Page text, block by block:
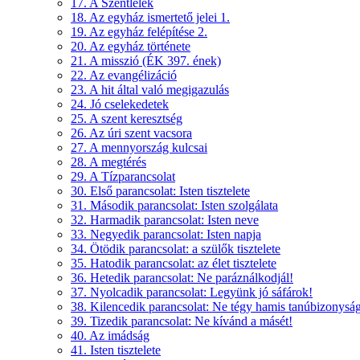
17. A Szentlélek
18. Az egyház ismertető jelei 1.
19. Az egyház felépítése 2.
20. Az egyház története
21. A misszió (ÉK 397. ének)
22. Az evangélizáció
23. A hit által való megigazulás
24. Jó cselekedetek
25. A szent keresztség
26. Az úri szent vacsora
27. A mennyország kulcsai
28. A megtérés
29. A Tízparancsolat
30. Első parancsolat: Isten tisztelete
31. Második parancsolat: Isten szolgálata
32. Harmadik parancsolat: Isten neve
33. Negyedik parancsolat: Isten napja
34. Ötödik parancsolat: a szülők tisztelete
35. Hatodik parancsolat: az élet tisztelete
36. Hetedik parancsolat: Ne paráználkodjál!
37. Nyolcadik parancsolat: Legyünk jó sáfárok!
38. Kilencedik parancsolat: Ne tégy hamis
39. Tizedik parancsolat: Ne kívánd a másét!
40. Az imádság
41. Isten tisztelete